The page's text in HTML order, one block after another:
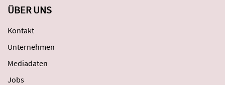
ÜBER UNS
Kontakt
Unternehmen
Mediadaten
Jobs